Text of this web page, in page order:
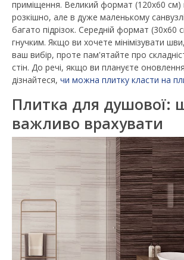
приміщення. Великий формат (120х60 см)
розкішно, але в дуже маленькому
багато підрізок. Середній формат (30х60
гнучким. Якщо ви хочете мінімізувати
ваш вибір, проте пам'ятайте про
стін. До речі, якщо ви плануєте
дізнайтеся, чи можна плитку класти на
Плитка для душової:
важливо врахувати